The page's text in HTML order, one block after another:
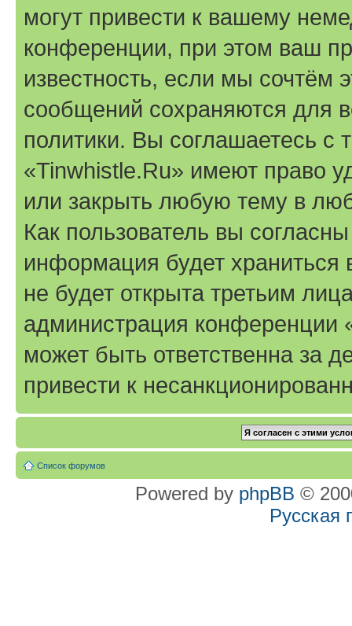
могут привести к вашему
конференции, при этом ваш
известность, если мы сочтём
сообщений сохраняются для
политики. Вы соглашаетесь
«Tinwhistle.Ru» имеют право
или закрыть любую тему в
Как пользователь вы
информация будет
не будет открыта третьим
администрация конференции
может быть ответственна за
привести к
Список форумов
Powered by phpBB ©
Русская